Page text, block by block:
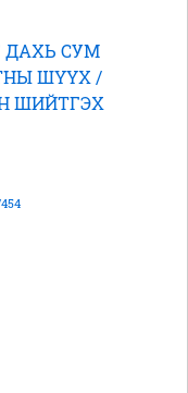
ДАХЬ СУМ
ШҮҮХ /
ШИЙТГЭХ